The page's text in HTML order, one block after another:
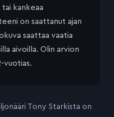
kankeaa
on saattanut ajan
saattaa vaatia
aivoilla. Olin arvion
vuotias.
Tony Starkista on